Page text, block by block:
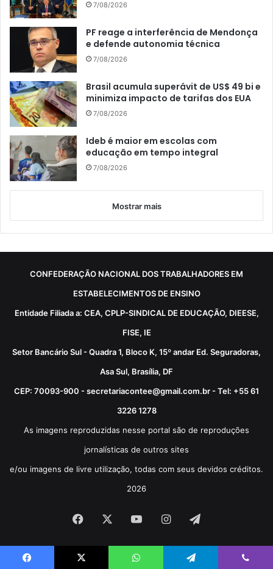
7/08/2026
PF reage a interferência de Mendonça
e defende autonomia técnica
7/08/2026
Brasil acumula superávit de US$ 49 bi e
minimiza impacto de tarifas dos EUA
7/08/2026
Ideb é maior em escolas com
educação em tempo integral
7/08/2026
Mostrar mais
CONFEDERAÇÃO NACIONAL DOS TRABALHADORES EM
ESTABELECIMENTOS DE ENSINO
Entidade Filiada a: CEA, CPLP-SINDICAL DE EDUCAÇÃO, DIEESE,
FISE, IE
Setor Bancário Sul - Quadra 1, Bloco K, 15º andar Ed. Seguradoras,
Asa Sul, Brasília, DF
CEP: 70093-900 - secretariacontee@gmail.com.br - Tel: +55 61
3226 1278
As imagens reproduzidas nesse portal são de reproduções
jornalísticas de outros sites
e/ou imagens de livre utilização, todas com seus devidos créditos.
2026
Facebook YouTubeInstagram